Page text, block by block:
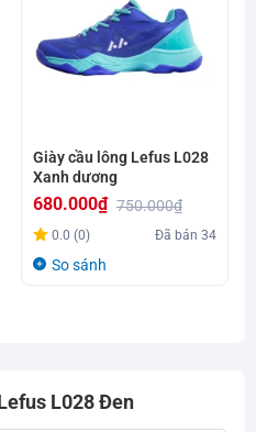
Giày cầu lông Lefus L028
Xanh dương
750.000₫
Giá
gốc
680.000₫
Giá
hiện
0.0 (0) Đã bán34
So sánh
L028 Đen